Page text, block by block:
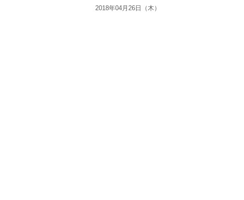
2018年04月26日（木）